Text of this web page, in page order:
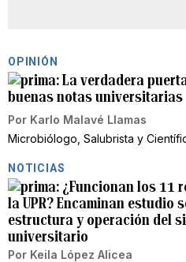
OPINIÓN
La verdadera
buenas notas universitarias
Por Karlo Malavé Llamas
Microbiólogo, Salubrista y
NOTICIAS
¿Funcionan los 11
la UPR? Encaminan estudio
estructura y operación del
universitario
Por Keila López Alicea